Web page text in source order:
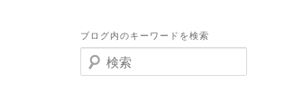
ブログ内のキーワードを検索
検
索